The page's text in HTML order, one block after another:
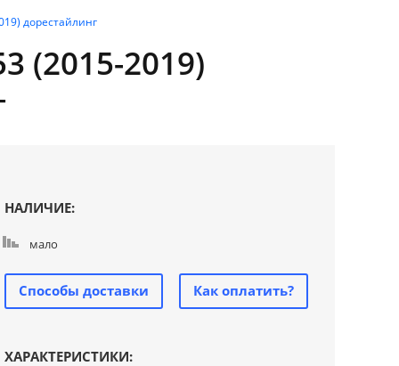
дорестайлинг
(2015-2019)
НАЛИЧИЕ:
мало
Способы доставки Как оплатить?
ХАРАКТЕРИСТИКИ: